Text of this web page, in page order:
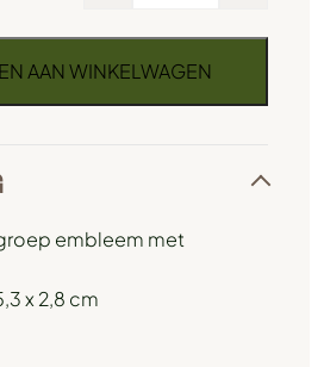
AAN WINKELWAGEN
embleem met
x 2,8 cm